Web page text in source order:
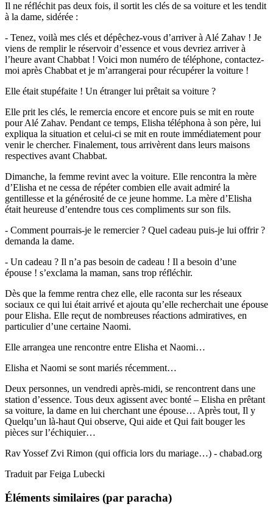
Il ne réfléchit pas deux fois, il sortit les clés de sa voiture et les tendit
à la dame, sidérée :
- Tenez, voilà mes clés et dépêchez-vous d’arriver à Alé Zahav ! Je
viens de remplir le réservoir d’essence et vous devriez arriver à
l’heure avant Chabbat ! Voici mon numéro de téléphone, contactez-
moi après Chabbat et je m’arrangerai pour récupérer la voiture !
Elle était stupéfaite ! Un étranger lui prêtait sa voiture ?
Elle prit les clés, le remercia encore et encore puis se mit en route
pour Alé Zahav. Pendant ce temps, Elisha téléphona à son père, lui
expliqua la situation et celui-ci se mit en route immédiatement pour
venir le chercher. Finalement, tous arrivèrent dans leurs maisons
respectives avant Chabbat.
Dimanche, la femme revint avec la voiture. Elle rencontra la mère
d’Elisha et ne cessa de répéter combien elle avait admiré la
gentillesse et la générosité de ce jeune homme. La mère d’Elisha
était heureuse d’entendre tous ces compliments sur son fils.
- Comment pourrais-je le remercier ? Quel cadeau puis-je lui offrir ?
demanda la dame.
- Un cadeau ? Il n’a pas besoin de cadeau ! Il a besoin d’une
épouse ! s’exclama la maman, sans trop réfléchir.
Dès que la femme rentra chez elle, elle raconta sur les réseaux
sociaux ce qui lui était arrivé et ajouta qu’elle recherchait une épouse
pour Elisha. Elle reçut de nombreuses réactions admiratives, en
particulier d’une certaine Naomi.
Elle arrangea une rencontre entre Elisha et Naomi…
Elisha et Naomi se sont mariés récemment…
Deux personnes, un vendredi après-midi, se rencontrent dans une
station d’essence. Tous deux agissent avec bonté – Elisha en prêtant
sa voiture, la dame en lui cherchant une épouse… Après tout, Il y
Quelqu’un là-haut Qui observe, Qui aide et Qui fait bouger les
pièces sur l’échiquier…
Rav Yossef Zvi Rimon (qui officia lors du mariage…) - chabad.org
Traduit par Feiga Lubecki
Éléments similaires (par paracha)